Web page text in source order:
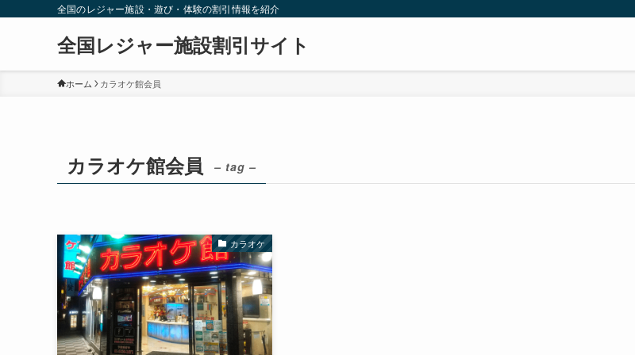
全国のレジャー施設・遊び・体験の割引情報を紹介
全国レジャー施設割引サイト
ホーム カラオケ館会員
カラオケ館会員 – tag –
カラオケ